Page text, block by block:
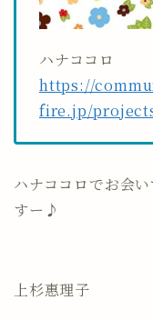
ハナココロ
https://
fire.jp/
ハナココロでお会
すー♪
上杉惠理子